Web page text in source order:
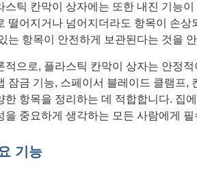
스틱 칸막이 상자에는 또한 내진 기능
떨어지거나 넘어지더라도 항목이 손
는 항목이 안전하게 보관된다는 것을
적으로, 플라스틱 칸막이 상자는 안정
잠금 기능, 스페이서 블레이드 클램프,
한 항목을 정리하는 데 적합합니다. 집
을 중요하게 생각하는 모든 사람에게
기능